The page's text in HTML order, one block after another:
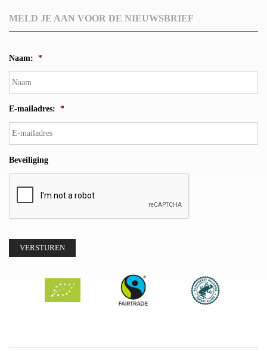
MELD JE AAN VOOR DE NIEUWSBRIEF
Naam: *
E-mailadres: *
Beveiliging
VERSTUREN